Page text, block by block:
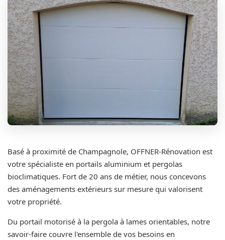
Basé à proximité de Champagnole, OFFNER-Rénovation est
votre spécialiste en portails aluminium et pergolas
bioclimatiques. Fort de 20 ans de métier, nous concevons
des aménagements extérieurs sur mesure qui valorisent
votre propriété.
Du portail motorisé à la pergola à lames orientables, notre
savoir-faire couvre l'ensemble de vos besoins en